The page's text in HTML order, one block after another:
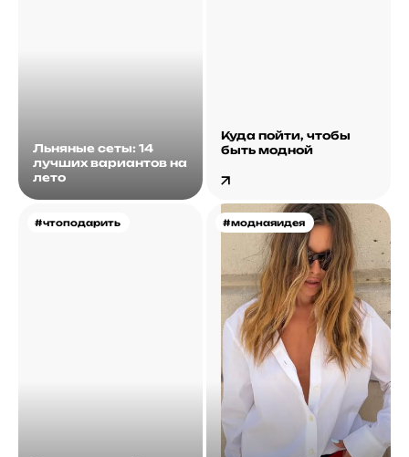
Льняные сеты: 14
лучших вариантов на
лето
Куда пойти, чтобы
быть модной
#чтоподарить #моднаяидея